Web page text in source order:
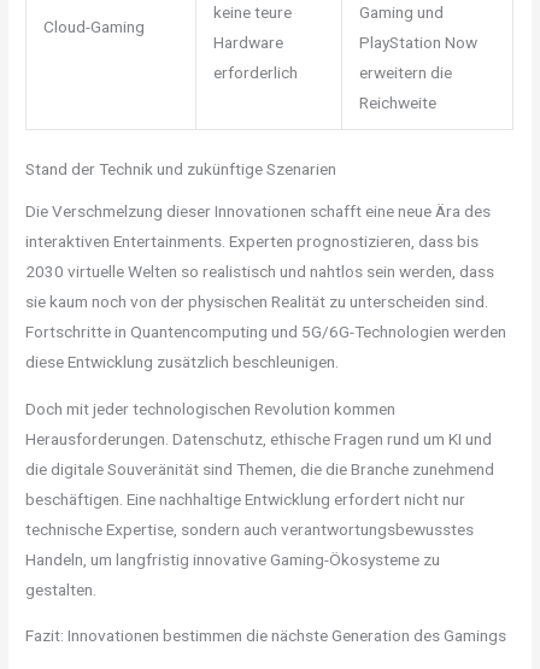
Cloud-Gaming
keine teure
Hardware
erforderlich
Gaming und
PlayStation Now
erweitern die
Reichweite
Stand der Technik und zukünftige Szenarien
Die Verschmelzung dieser Innovationen schafft eine neue Ära des
interaktiven Entertainments. Experten prognostizieren, dass bis
2030 virtuelle Welten so realistisch und nahtlos sein werden, dass
sie kaum noch von der physischen Realität zu unterscheiden sind.
Fortschritte in Quantencomputing und 5G/6G-Technologien werden
diese Entwicklung zusätzlich beschleunigen.
Doch mit jeder technologischen Revolution kommen
Herausforderungen. Datenschutz, ethische Fragen rund um KI und
die digitale Souveränität sind Themen, die die Branche zunehmend
beschäftigen. Eine nachhaltige Entwicklung erfordert nicht nur
technische Expertise, sondern auch verantwortungsbewusstes
Handeln, um langfristig innovative Gaming-Ökosysteme zu
gestalten.
Fazit: Innovationen bestimmen die nächste Generation des Gamings